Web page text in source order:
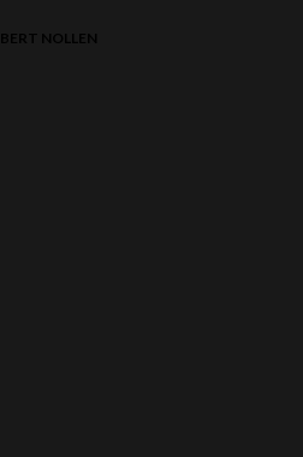
BERT NOLLEN